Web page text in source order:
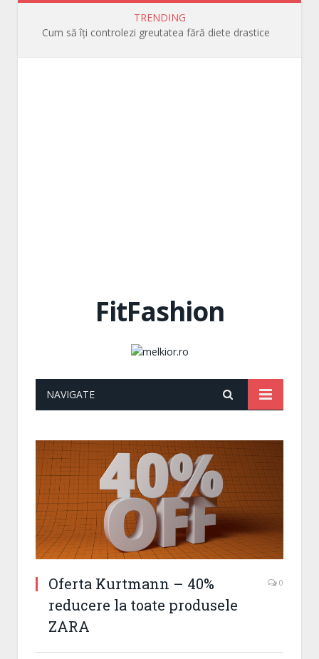
TRENDING
Cum să îți controlezi greutatea fără diete drastice
FitFashion
NAVIGATE
Oferta Kurtmann – 40%
reducere la toate produsele
ZARA
0